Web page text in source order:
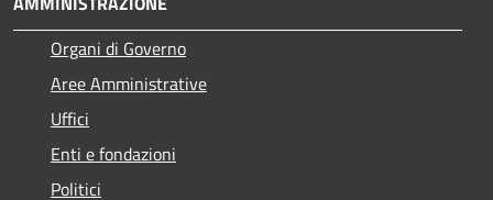
Organi di Governo
Aree Amministrative
Uffici
Enti e fondazioni
Politici